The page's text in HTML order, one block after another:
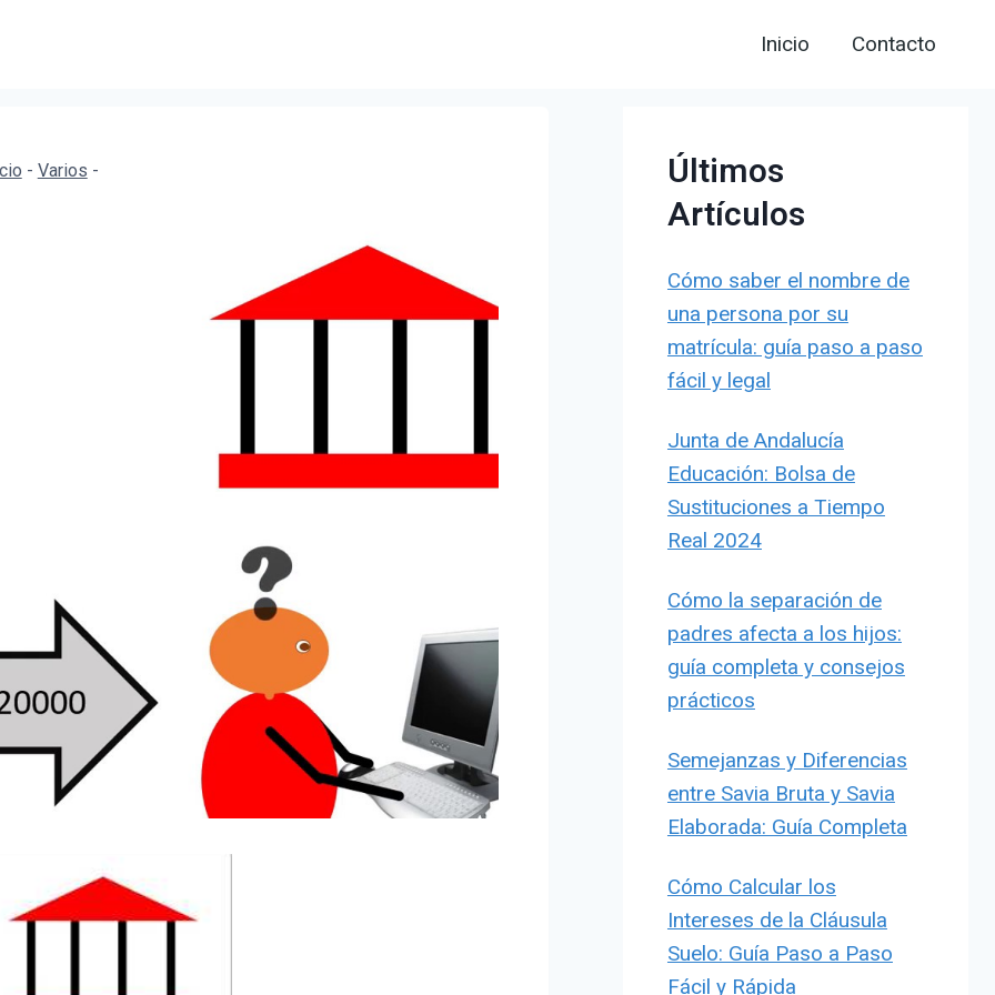
Inicio Contacto
- Varios -
Últimos
Artículos
Cómo saber el nombre de
una persona por su
matrícula: guía paso a paso
fácil y legal
Junta de Andalucía
Educación: Bolsa de
Sustituciones a Tiempo
Real 2024
Cómo la separación de
padres afecta a los hijos:
guía completa y consejos
prácticos
Semejanzas y Diferencias
entre Savia Bruta y Savia
Elaborada: Guía Completa
Cómo Calcular los
Intereses de la Cláusula
Suelo: Guía Paso a Paso
Fácil y Rápida